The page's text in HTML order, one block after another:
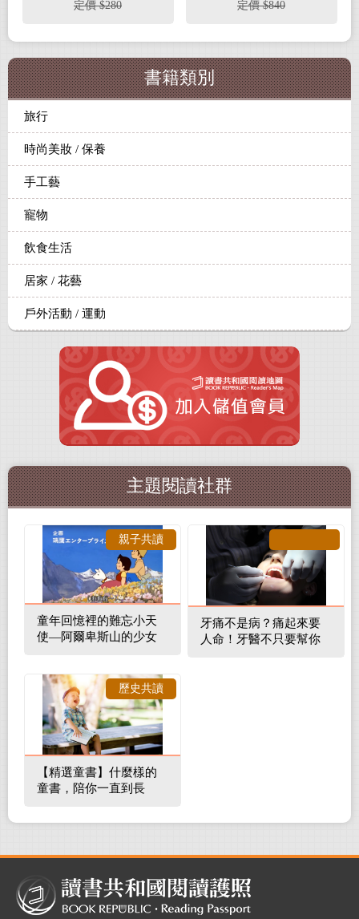
定價 $280
定價 $840
書籍類別
旅行
時尚美妝 / 保養
手工藝
寵物
飲食生活
居家 / 花藝
戶外活動 / 運動
主題閱讀社群
童年回憶裡的難忘小天
使—阿爾卑斯山的少女
親子共讀
牙痛不是病？痛起來要
人命！牙醫不只要幫你
【精選童書】什麼樣的
童書，陪你一直到長
歷史共讀